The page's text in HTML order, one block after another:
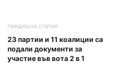
предишна статия
23 партии и 11 коалиции са
подали документи за
участие във вота 2 в 1